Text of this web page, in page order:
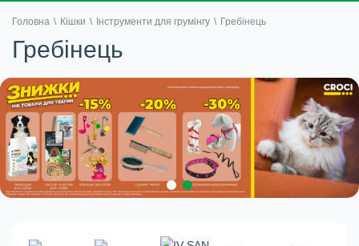
Головна \ Кішки \ Інструменти для грумінгу \ Гребінець
Гребінець